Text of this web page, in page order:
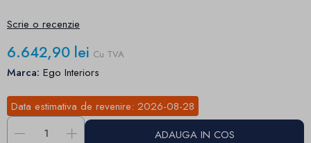
Scrie o recenzie
6.642,90 lei Cu TVA
Marca: Ego Interiors
Data estimativa de revenire: 2026-08-28
-
+ ADAUGA IN COS